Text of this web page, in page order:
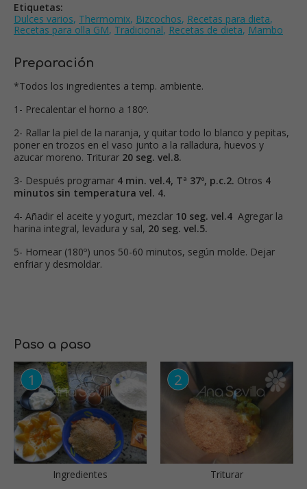
Etiquetas:
Dulces varios, Thermomix, Bizcochos, Recetas para dieta,
Recetas para olla GM, Tradicional, Recetas de dieta, Mambo
Preparación
*Todos los ingredientes a temp. ambiente.
1- Precalentar el horno a 180º.
2- Rallar la piel de la naranja, y quitar todo lo blanco y pepitas,
poner en trozos en el vaso junto a la ralladura, huevos y
azucar moreno. Triturar 20 seg. vel.8.
3- Después programar 4 min. vel.4, Tª 37º, p.c.2. Otros 4
minutos sin temperatura vel. 4.
4- Añadir el aceite y yogurt, mezclar 10 seg. vel.4 Agregar la
harina integral, levadura y sal, 20 seg. vel.5.
5- Hornear (180º) unos 50-60 minutos, según molde. Dejar
enfriar y desmoldar.
Paso a paso
Ingredientes Triturar